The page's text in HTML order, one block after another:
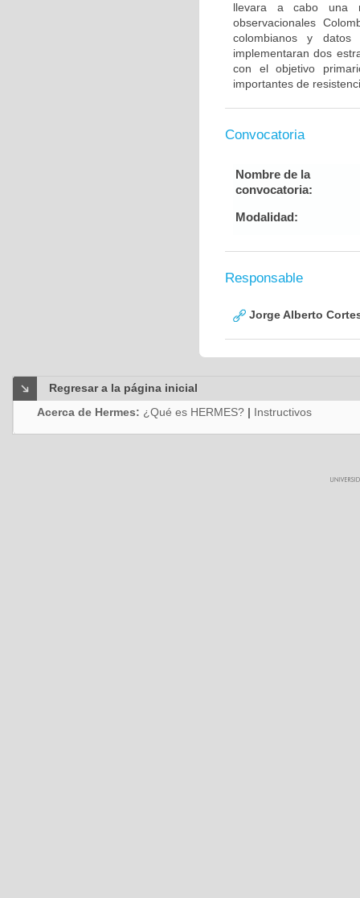
llevara a cabo una
observacionales
colombianos y
implementaran dos
con el objetivo
importantes de
Convocatoria
Nombre de la
convocatoria:
Modalidad:
Responsable
Jorge Alberto
Regresar a la página inicial
Acerca de Hermes: ¿Qué es HERMES? | Instructivos